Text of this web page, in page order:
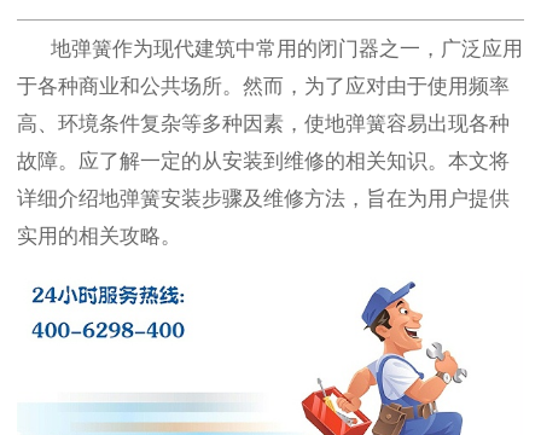
地弹簧作为现代建筑中常用的闭门器之一，广泛应用
于各种商业和公共场所。然而，为了应对由于使用频率
高、环境条件复杂等多种因素，使地弹簧容易出现各种
故障。应了解一定的从安装到维修的相关知识。本文将
详细介绍地弹簧安装步骤及维修方法，旨在为用户提供
实用的相关攻略。